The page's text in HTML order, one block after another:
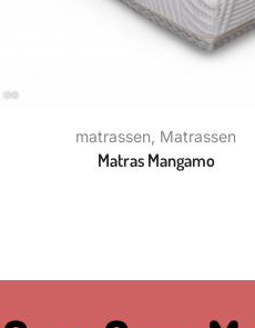
matrassen Matrassen
Matras Mangamo